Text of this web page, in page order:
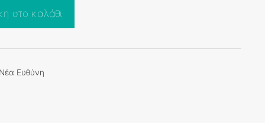
στο καλάθι
Νέα Ευθύνη